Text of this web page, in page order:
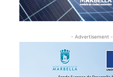
- Advertisement -